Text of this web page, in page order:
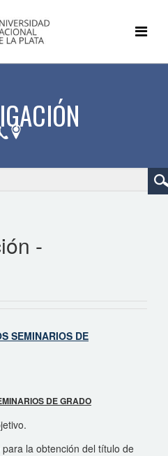
-
SEMINARIOS DE
DE GRADO
la obtención del título de